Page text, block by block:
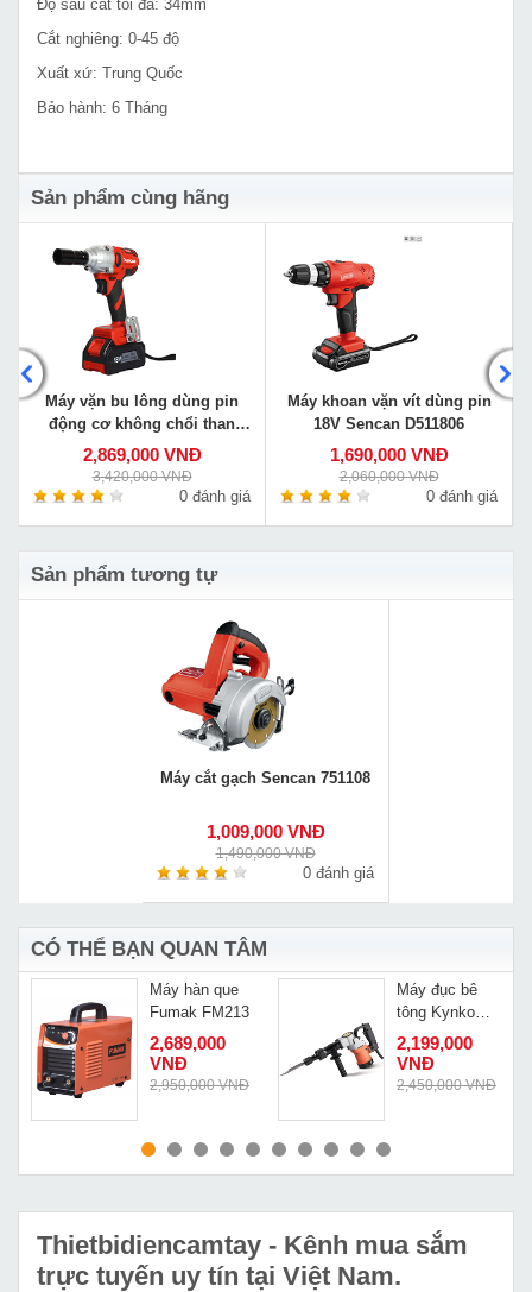
Độ sâu cắt tối đa: 34mm
Cắt nghiêng: 0-45 độ
Xuất xứ: Trung Quốc
Bảo hành: 6 Tháng
Sản phẩm cùng hãng
Máy vặn bu lông dùng pin
động cơ không chổi than
Sencan D512001
2,869,000 VNĐ
3,420,000 VNĐ
0 đánh giá
Máy khoan vặn vít dùng pin
18V Sencan D511806
1,690,000 VNĐ
2,060,000 VNĐ
0 đánh giá
Sản phẩm tương tự
Máy cắt gạch Sencan 751108
1,009,000 VNĐ
1,490,000 VNĐ
0 đánh giá
CÓ THỂ BẠN QUAN TÂM
MUA NGAY
Máy hàn que
Fumak FM213
2,689,000
VNĐ
2,950,000 VNĐ
MUA NGAY
Máy đục bê
tông Kynko
Z1G-KD23-60
2,199,000
VNĐ
2,450,000 VNĐ
Thietbidiencamtay - Kênh mua sắm
trực tuyến uy tín tại Việt Nam.